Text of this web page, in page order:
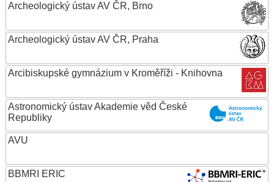
Archeologický ústav AV ČR, Brno
Archeologický ústav AV ČR, Praha
Arcibiskupské gymnázium v Kroměříži - Knihovna
Astronomický ústav Akademie věd České
Republiky
AVU
BBMRI ERIC